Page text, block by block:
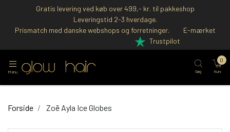
Gratis levering ved køb over 499,- kr. til pakkeshop
Leveringstid 2-3 hverdage.
Prismatch med danske webshops og forretninger.
E-mærket
Trustpilot
Menu Søg Kurv
0
Forside Zoë Ayla Ice Globes